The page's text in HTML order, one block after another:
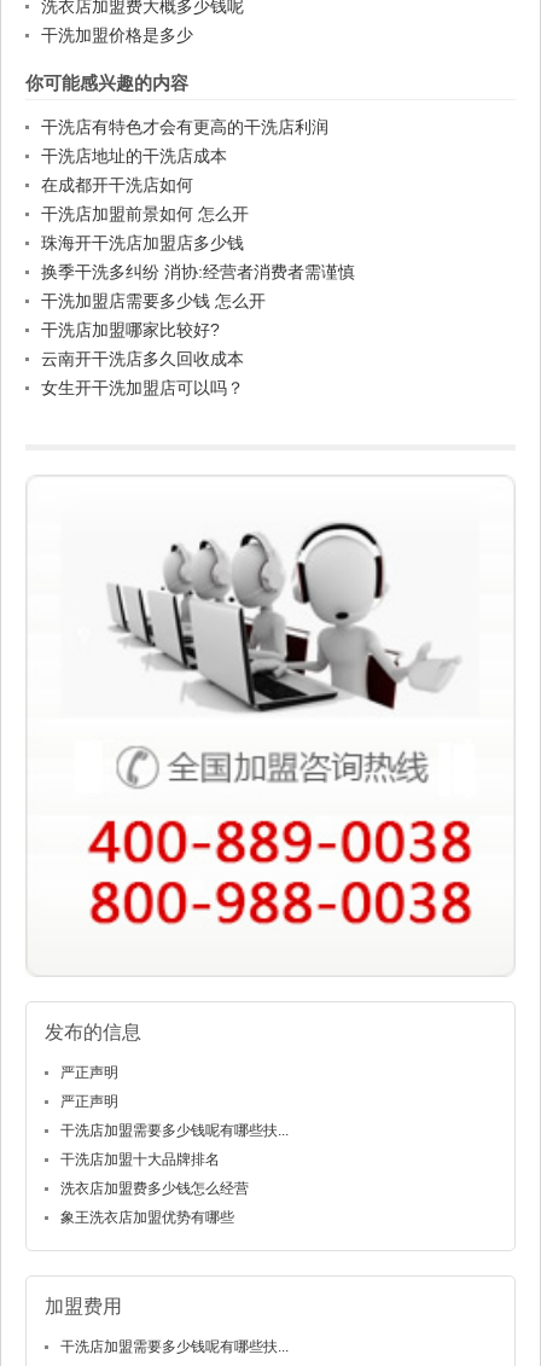
洗衣店加盟费大概多少钱呢
干洗加盟价格是多少
你可能感兴趣的内容
干洗店有特色才会有更高的干洗店利润
干洗店地址的干洗店成本
在成都开干洗店如何
干洗店加盟前景如何 怎么开
珠海开干洗店加盟店多少钱
换季干洗多纠纷 消协:经营者消费者需谨慎
干洗加盟店需要多少钱 怎么开
干洗店加盟哪家比较好?
云南开干洗店多久回收成本
女生开干洗加盟店可以吗？
发布的信息
严正声明
严正声明
干洗店加盟需要多少钱呢有哪些扶...
干洗店加盟十大品牌排名
洗衣店加盟费多少钱怎么经营
象王洗衣店加盟优势有哪些
加盟费用
干洗店加盟需要多少钱呢有哪些扶...